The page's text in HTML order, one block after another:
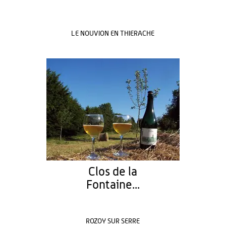
LE NOUVION EN THIERACHE
Clos de la
Fontaine...
ROZOY SUR SERRE